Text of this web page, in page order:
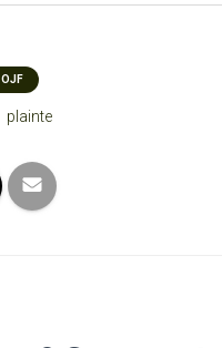
OJF
plainte